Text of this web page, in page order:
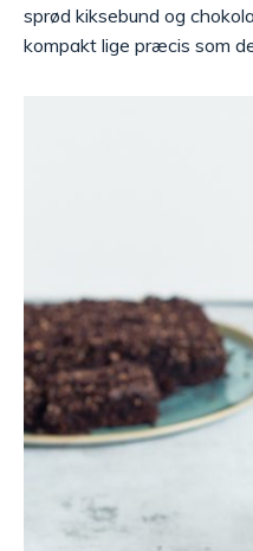
sprød kiksebund og
kompakt lige præcis som